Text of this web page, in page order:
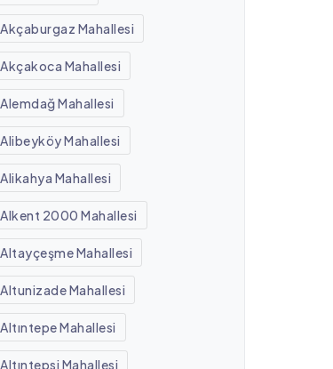
Akçaburgaz Mahallesi
Akçakoca Mahallesi
Alemdağ Mahallesi
Alibeyköy Mahallesi
Alikahya Mahallesi
Alkent 2000 Mahallesi
Altayçeşme Mahallesi
Altunizade Mahallesi
Altıntepe Mahallesi
Altıntepsi Mahallesi